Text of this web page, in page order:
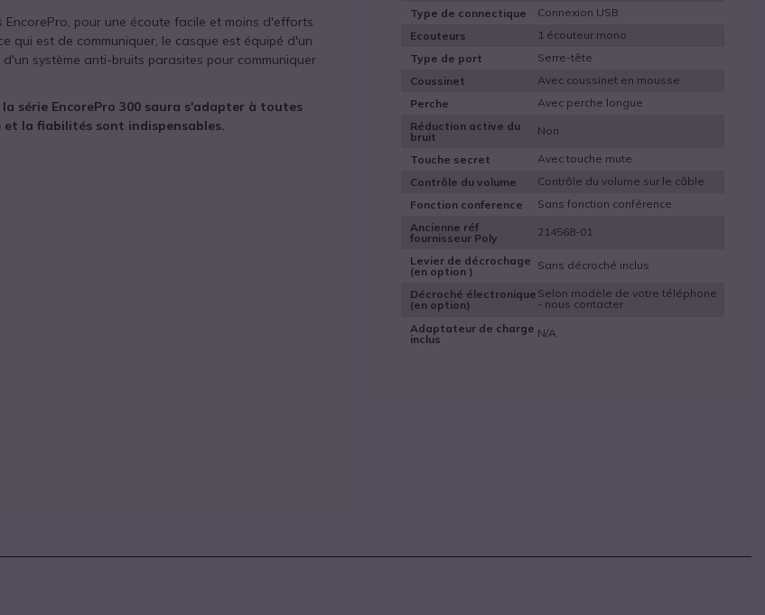
pour une écoute facile et moins d'efforts
qui est de communiquer, le casque est équipé d'un
système anti-bruits parasites pour communiquer
la série EncorePro 300 saura s'adapter à toutes
la fiabilités sont indispensables.
Type de connectique
Connexion USB
Ecouteurs
1 écouteur mono
Type de port
Serre-tête
Coussinet
Avec coussinet en mousse
Perche
Avec perche longue
Réduction active du
bruit
Non
Touche secret
Avec touche mute
Contrôle du volume
Contrôle du volume sur le câble
Fonction conference
Sans fonction conférence
Ancienne réf
fournisseur Poly
214568-01
Levier de décrochage
(en option )
Sans décroché inclus
Décroché électronique
(en option)
Selon modèle de votre téléphone
- nous contacter
Adaptateur de charge
inclus
N/A